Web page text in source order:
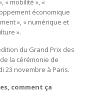
« mobilité », «
économique
», « numérique et
».
du Grand Prix des
la cérémonie de
23 novembre à Paris.
comment ça